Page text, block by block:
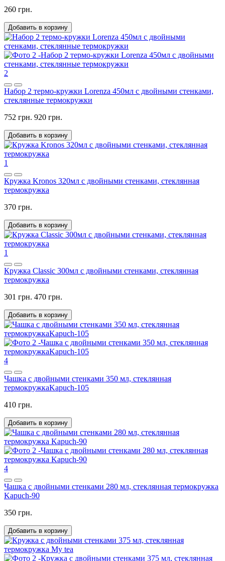
260 грн.
Добавить в корзину
2
Набор 2 термо-кружки Lorenza 450мл с двойными стенками,
стеклянные термокружки
752 грн. 920 грн.
Добавить в корзину
1
Кружка Kronos 320мл с двойными стенками, стеклянная
термокружка
370 грн.
Добавить в корзину
1
Кружка Classic 300мл с двойными стенками, стеклянная
термокружка
301 грн. 470 грн.
Добавить в корзину
4
Чашка с двойными стенками 350 мл, стеклянная
термокружкаKapuch-105
410 грн.
Добавить в корзину
4
Чашка с двойными стенками 280 мл, стеклянная термокружка
Kapuch-90
350 грн.
Добавить в корзину